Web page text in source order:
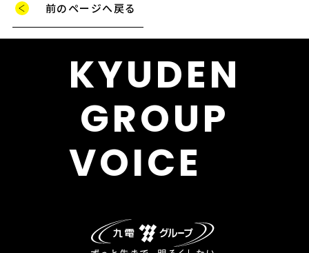
前のページへ戻る
KYUDEN
GROUP
VOICE